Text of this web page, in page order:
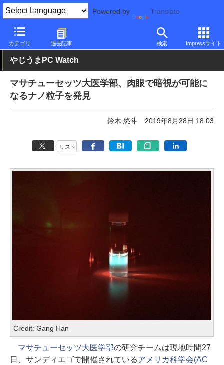
Powered by Translate
カテゴリ 過去記事 検索 Impressサイト
PC Watch 市場 技術
やじうまPC Watch
マサチューセッツ大医学部、肉眼で暗視が可能に
なるナノ粒子を発見
鈴木 悠斗 2019年8月28日 18:03
リスト
Credit: Gang Han
マサチューセッツ大医学部の研究チームは現地時間27
日、サンディエゴで開催されているアメリカ科学会(AC